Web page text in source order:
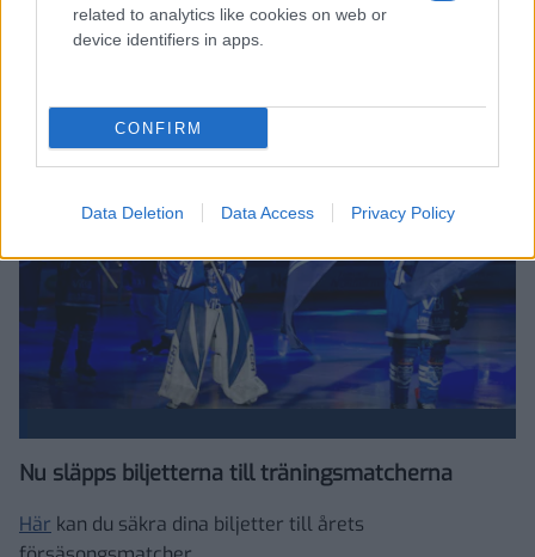
related to analytics like cookies on web or
device identifiers in apps.
CONFIRM
Data Deletion Data Access Privacy Policy
Publicerad:2026-08-05 1 min läsning
Nu släpps biljetterna till träningsmatcherna
Här kan du säkra dina biljetter till årets